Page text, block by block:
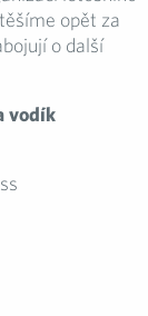
opět za
o další
vodík